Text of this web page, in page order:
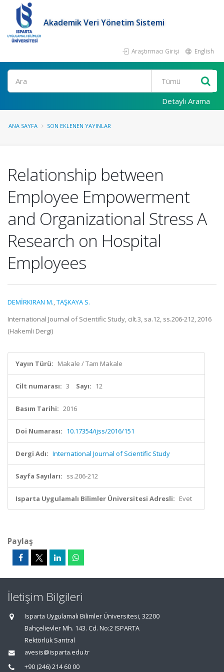
Akademik Veri Yönetim Sistemi
Araştırmacı Girişi English
Ara
Detaylı Arama
ANA SAYFA SON EKLENEN YAYINLAR
Relationship between
Employee Empowerment
and Organizational Stress A
Research on Hospital
Employees
DEMİRKIRAN M.,TAŞKAYA S.
International Journal of Scientific Study, cilt.3, sa.12, ss.206-212, 2016
(Hakemli Dergi)
Yayın Türü: Makale / Tam Makale
Cilt numarası: 3 Sayı: 12
Basım Tarihi: 2016
Doi Numarası: 10.17354/ijss/2016/151
Dergi Adı: International Journal of Scientific Study
Sayfa Sayıları: ss.206-212
Isparta Uygulamalı Bilimler Üniversitesi Adresli: Evet
Paylaş
İletişim Bilgileri
Isparta Uygulamalı Bilimler Üniversitesi, 32200
Bahçelievler Mh. 143. Cd. No:2 ISPARTA
Rektörlük Santral
avesis@isparta.edu.tr
+90 (246) 214 60 00